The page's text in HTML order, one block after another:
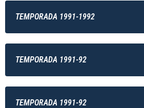
TEMPORADA 1991-1992
TEMPORADA 1991-92
TEMPORADA 1991-92